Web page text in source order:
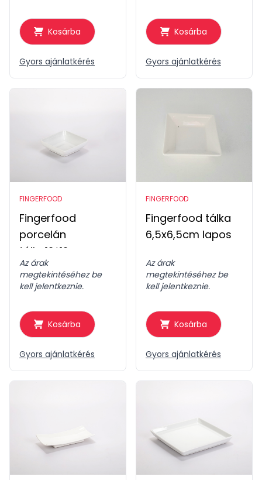
Kosárba
Gyors ajánlatkérés
Kosárba
Gyors ajánlatkérés
FINGERFOOD
Fingerfood
porcelán
tálka12*12cm
Az árak
megtekintéséhez be
kell jelentkeznie.
Kosárba
Gyors ajánlatkérés
FINGERFOOD
Fingerfood tálka
6,5x6,5cm lapos
Az árak
megtekintéséhez be
kell jelentkeznie.
Kosárba
Gyors ajánlatkérés